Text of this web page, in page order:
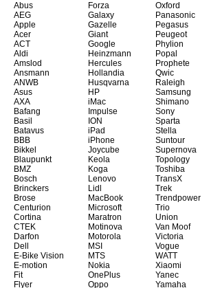
Abus
AEG
Apple
Acer
ACT
Aldi
Amslod
Ansmann
ANWB
Asus
AXA
Bafang
Basil
Batavus
BBB
Bikkel
Blaupunkt
BMZ
Bosch
Brinckers
Brose
Centurion
Cortina
CTEK
Darfon
Dell
E-Bike Vision
E-motion
Fit
Flyer
Forza
Galaxy
Gazelle
Giant
Google
Heinzmann
Hercules
Hollandia
Husqvarna
HP
iMac
Impulse
ION
iPad
iPhone
Joycube
Keola
Koga
Lenovo
Lidl
MacBook
Microsoft
Maratron
Motinova
Motorola
MSI
MTS
Nokia
OnePlus
Oppo
Oxford
Panasonic
Pegasus
Peugeot
Phylion
Popal
Prophete
Qwic
Raleigh
Samsung
Shimano
Sony
Sparta
Stella
Suntour
Supernova
Topology
Toshiba
TransX
Trek
Trendpower
Trio
Union
Van Moof
Victoria
Vogue
WATT
Xiaomi
Yanec
Yamaha